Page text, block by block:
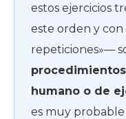
estos ejercicios
este orden y
repeticiones»—
humano o de
es muy